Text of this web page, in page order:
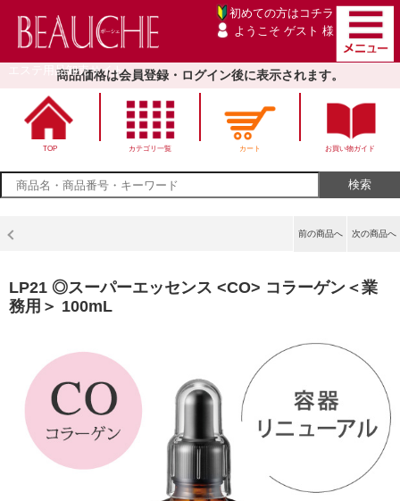
エステ用品卸売サイト
初めての方は コチラ
ようこそ ゲスト 様
商品価格は会員登録・ログイン後に表示されます。
TOP カテゴリ一覧 カート お買い物ガイド
次の商品へ
前の商品へ
LP21 ◎スーパーエッセンス <CO> コラーゲン＜業
務用＞ 100mL